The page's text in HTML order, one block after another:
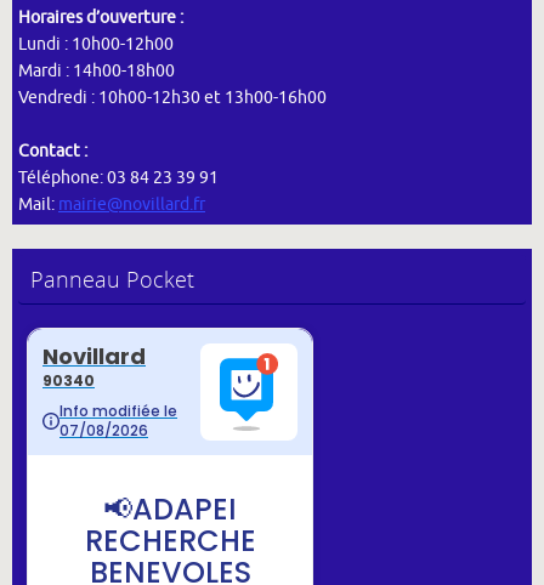
Horaires d’ouverture :
Lundi : 10h00-12h00
Mardi : 14h00-18h00
Vendredi : 10h00-12h30 et 13h00-16h00
Contact :
Téléphone: 03 84 23 39 91
Mail: mairie@novillard.fr
Panneau Pocket